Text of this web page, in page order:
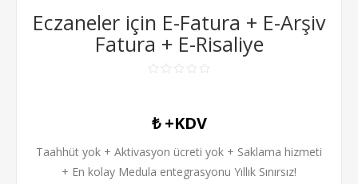
Eczaneler için E-Fatura + E-Arşiv
Fatura + E-Risaliye
₺ +KDV
Taahhüt yok + Aktivasyon ücreti yok + Saklama hizmeti
+ En kolay Medula entegrasyonu Yıllık Sınırsız!